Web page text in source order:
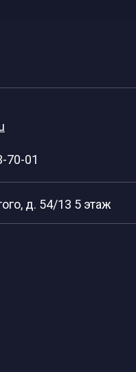
70-01
д. 54/13 5 этаж